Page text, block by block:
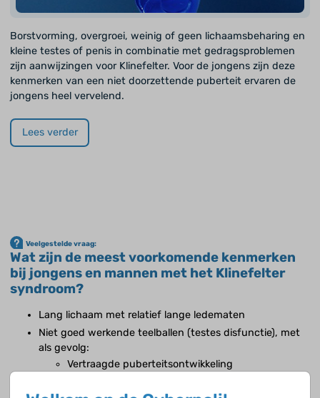
Borstvorming, overgroei, weinig of geen lichaamsbeharing en
kleine testes of penis in combinatie met gedragsproblemen
zijn aanwijzingen voor Klinefelter. Voor de jongens zijn deze
kenmerken van een niet doorzettende puberteit ervaren de
jongens heel vervelend.
Lees verder
Veelgestelde vraag:
Wat zijn de meest voorkomende kenmerken
bij jongens en mannen met het Klinefelter
syndroom?
Lang lichaam met relatief lange ledematen
Niet goed werkende teelballen (testes disfunctie), met
als gevolg:
Vertraagde puberteitsontwikkeling